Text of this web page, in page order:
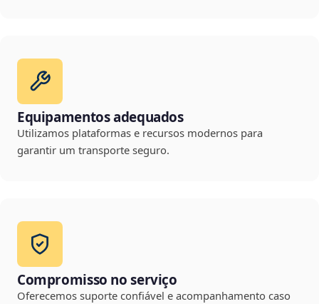
Equipamentos adequados
Utilizamos plataformas e recursos modernos para
garantir um transporte seguro.
Compromisso no serviço
Oferecemos suporte confiável e acompanhamento caso